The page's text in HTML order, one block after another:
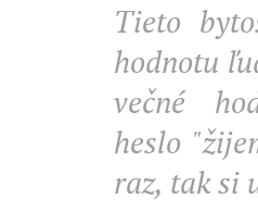
Tieto
hodnotu
večné
heslo
raz, tak si